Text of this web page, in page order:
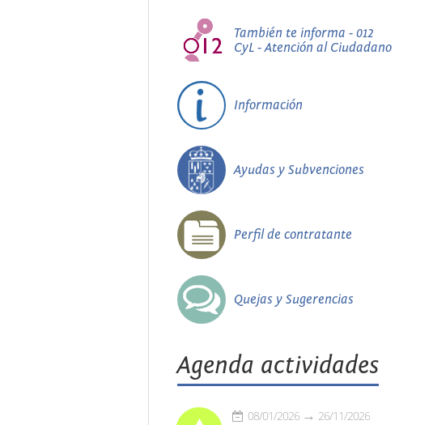
También te informa - 012
CyL - Atención al Ciudadano
Información
Ayudas y Subvenciones
Perfil de contratante
Quejas y Sugerencias
Agenda actividades
08/01/2026 26/11/2026